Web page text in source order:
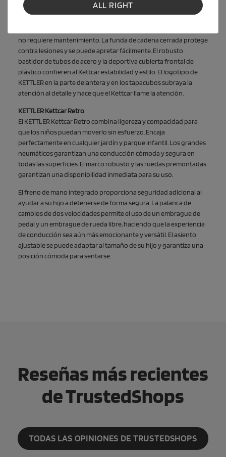
comodidad óptima.
no requiere mantenimiento. La funda de cadena cerrada protege
contra lesiones y se puede apretar fácilmente. El robusto
bastidor de tubos de acero y la deportiva cubierta frontal de
plástico confieren al Kettcar estabilidad y estilo. El logotipo de
KETTLER en la parte delantera y en los tapacubos subraya la
atención al detalle y hace que el Kettcar llame la atención.
KETTLER Kettcar Retro
El KETTLER Kettcar Retro combina ligereza y compacidad para
que los niños puedan moverlo sin esfuerzo. Encaja
perfectamente en cualquier jardín y parque infantil. Los grandes
neumáticos garantizan una conducción cómoda y segura en
todas las superficies. El marco robusto y las ruedas premontadas
garantizan una disponibilidad inmediata para su uso.
El freno de mano integrado proporciona seguridad adicional al
ayudar a su hijo a detenerse de forma segura. La palanca de
cambios de dos velocidades permite el uso de un embrague de
pedal y un embrague de rueda libre, haciendo que la experiencia
de conducción sea aún más emocionante y versátil. El asiento
ajustable se puede adaptar al tamaño de su hijo y garantiza una
posición cómoda para sentarse.
Reseñas más recientes
de TrustedShops
TODAS LAS OPINIONES DE TRUSTEDSHOPS
ALL RIGHT